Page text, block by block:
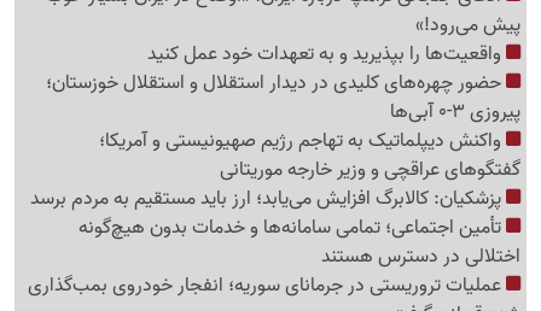
پیش می‌رود!»
واقعیت‌ها را بپذیرید و به تعهدات خود عمل کنید
حضور چهره‌های کلیدی در دیدار استقلال و استقلال خوزستان؛
پیروزی 3-0 آبی‌ها
واکنش دیپلماتیک به تهاجم رژیم صهیونیستی و آمریکا؛
گفتگوهای عراقچی و وزیر خارجه موریتانی
پزشکیان: کالابرگ افزایش می‌یابد؛ ارز باید مستقیم به مردم برسد
تأمین اجتماعی؛ تمامی سامانه‌ها و خدمات بدون هیچ‌گونه
اختلالی در دسترس هستند
عملیات تروریستی در جرمانای سوریه؛ انفجار خودروی بمب‌گذاری